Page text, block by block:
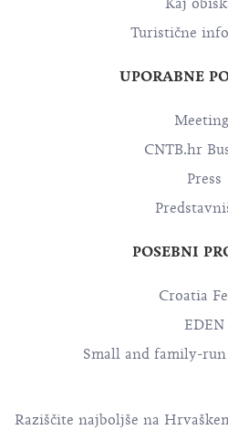
Kaj
Turistične
UPORABNE
CNTB.hr
Press
POSEBNI
Croatia
EDEN
Small and family-
Raziščite najboljše na